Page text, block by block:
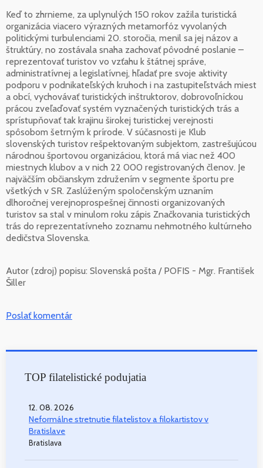
Keď to zhrnieme, za uplynulých 150 rokov zažila turistická
organizácia viacero výrazných metamorfóz vyvolaných
politickými turbulenciami 20. storočia, menil sa jej názov a
štruktúry, no zostávala snaha zachovať pôvodné poslanie –
reprezentovať turistov vo vzťahu k štátnej správe,
administratívnej a legislatívnej, hľadať pre svoje aktivity
podporu v podnikateľských kruhoch i na zastupiteľstvách miest
a obcí, vychovávať turistických inštruktorov, dobrovoľníckou
prácou zveľaďovať systém vyznačených turistických trás a
sprístupňovať tak krajinu širokej turistickej verejnosti
spôsobom šetrným k prírode. V súčasnosti je Klub
slovenských turistov rešpektovaným subjektom, zastrešujúcou
národnou športovou organizáciou, ktorá má viac než 400
miestnych klubov a v nich 22 000 registrovaných členov. Je
najväčším občianskym združením v segmente športu pre
všetkých v SR. Zaslúženým spoločenským uznaním
dlhoročnej verejnoprospešnej činnosti organizovaných
turistov sa stal v minulom roku zápis Značkovania turistických
trás do reprezentatívneho zoznamu nehmotného kultúrneho
dedičstva Slovenska.
Autor (zdroj) popisu: Slovenská pošta / POFIS - Mgr. František
Šiller
Poslať komentár
TOP filatelistické podujatia
12. 08. 2026
Neformálne stretnutie filatelistov a filokartistov v
Bratislave
Bratislava